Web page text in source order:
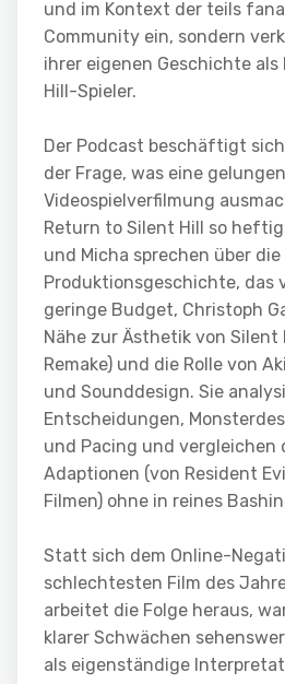
und im Kontext der teils
Community ein, sondern
ihrer eigenen Geschichte
Hill-Spieler.
Der Podcast beschäftigt
der Frage, was eine
Videospielverfilmung
Return to Silent Hill so
und Micha sprechen über
Produktionsgeschichte, das
geringe Budget, Christoph
Nähe zur Ästhetik von Silent
Remake) und die Rolle von
und Sounddesign. Sie
Entscheidungen,
und Pacing und vergleichen
Adaptionen (von Resident
Filmen) ohne in reines
Statt sich dem Online-
schlechtesten Film des
arbeitet die Folge heraus,
klarer Schwächen
als eigenständige